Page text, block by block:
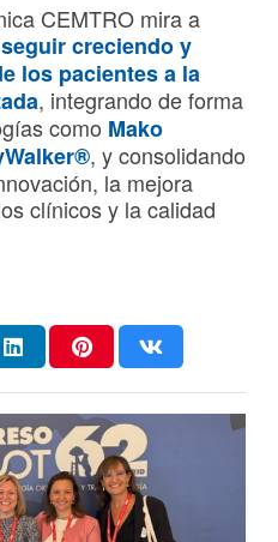
CEMTRO mira a
seguir creciendo y
los pacientes a la
, integrando de forma
como Mako
, y consolidando
la mejora
clínicos y la calidad